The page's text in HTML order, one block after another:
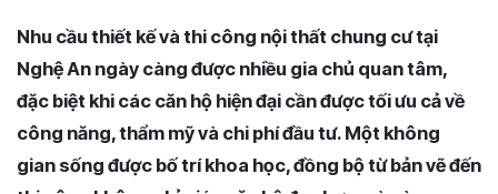
Nhu cầu thiết kế và thi công nội thất chung cư tại
Nghệ An ngày càng được nhiều gia chủ quan tâm,
đặc biệt khi các căn hộ hiện đại cần được tối ưu cả về
công năng, thẩm mỹ và chi phí đầu tư. Một không
gian sống được bố trí khoa học, đồng bộ từ bản vẽ đến